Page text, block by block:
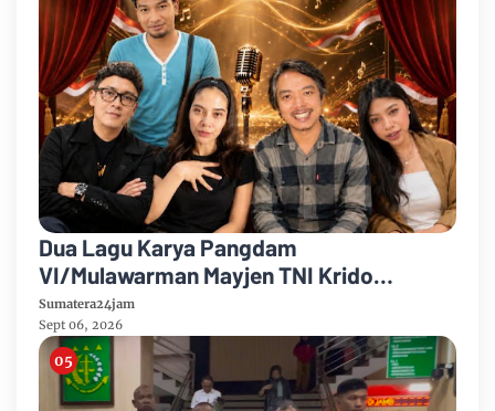
Dua Lagu Karya Pangdam
VI/Mulawarman Mayjen TNI Krido
Pramono Jadi Ikon Singing Competition
HUT Ke-81 RI
Sumatera24jam
Sept 06, 2026